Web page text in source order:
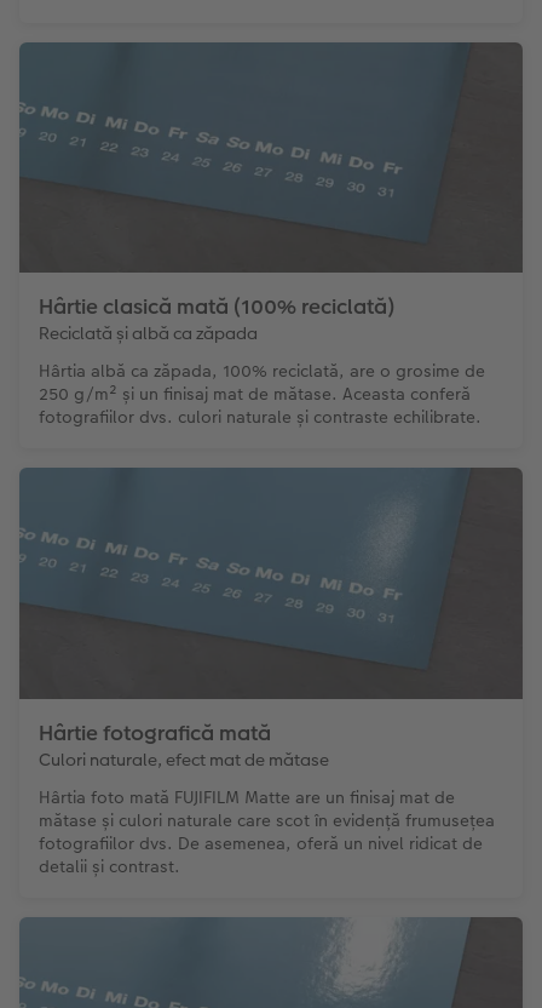
Hârtie clasică mată (100% reciclată)
Reciclată și albă ca zăpada
Hârtia albă ca zăpada, 100% reciclată, are o grosime de
250 g/m² și un finisaj mat de mătase. Aceasta conferă
fotografiilor dvs. culori naturale și contraste echilibrate.
Hârtie fotografică mată
Culori naturale, efect mat de mătase
Hârtia foto mată FUJIFILM Matte are un finisaj mat de
mătase și culori naturale care scot în evidență frumusețea
fotografiilor dvs. De asemenea, oferă un nivel ridicat de
detalii și contrast.